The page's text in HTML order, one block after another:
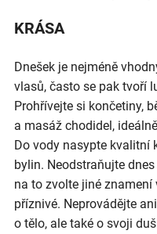
KRÁSA
Dnešek je nejméně
vlasů, často se pak tvoří
Prohřívejte si končetiny,
a masáž chodidel,
Do vody nasypte kvalitní
bylin. Neodstraňujte
na to zvolte jiné
příznivé. Neprovádějte
o tělo, ale také o svoji